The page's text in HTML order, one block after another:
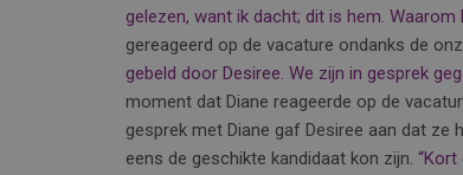
gelezen, want ik dacht; dit is hem.
gereageerd op de vacature ondanks de
gebeld door Desiree. We zijn in gesprek
moment dat Diane reageerde op de
gesprek met Diane gaf Desiree aan dat ze
eens de geschikte kandidaat kon zijn.